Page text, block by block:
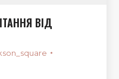
ВІД